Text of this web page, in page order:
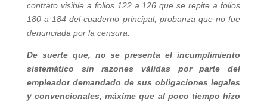
contrato visible a folios 122 a 126 que se repite a folios
180 a 184 del cuaderno principal, probanza que no fue
denunciada por la censura.
De suerte que, no se presenta el incumplimiento
sistemático sin razones válidas por parte del
empleador demandado de sus obligaciones legales
y convencionales, máxime que al poco tiempo hizo